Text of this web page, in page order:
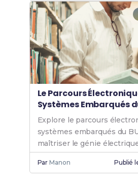
Le Parcours
Systèmes Embarqués
Explore le parcours
systèmes embarqués du
maîtriser le génie
carrière dans les
ParManon Publié